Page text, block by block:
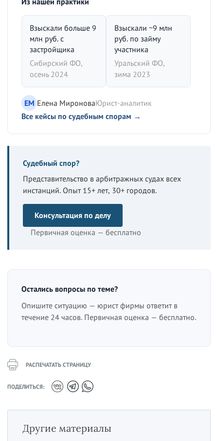
Взыскали больше 9
млн руб. с
застройщика
Сибирский ФО,
осень 2024
Взыскали ~9 млн
руб. по займу
участника
Уральский ФО,
зима 2023
ЕМ Елена МироноваЮрист-аналитик
Все кейсы по судебным спорам →
Судебный спор?
Представительство в арбитражных судах всех
инстанций. Опыт 15+ лет, 30+ городов.
Консультация по делу
Первичная оценка — бесплатно
Остались вопросы по теме?
Опишите ситуацию — юрист фирмы ответит в
течение 24 часов. Первичная оценка — бесплатно.
РАСПЕЧАТАТЬ СТРАНИЦУ
ПОДЕЛИТЬСЯ:
Другие материалы